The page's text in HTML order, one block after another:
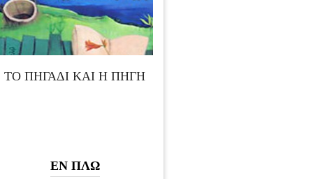
ΤΟ ΠΗΓΑΔΙ ΚΑΙ Η ΠΗΓΗ
ΕΝ ΠΛΩ